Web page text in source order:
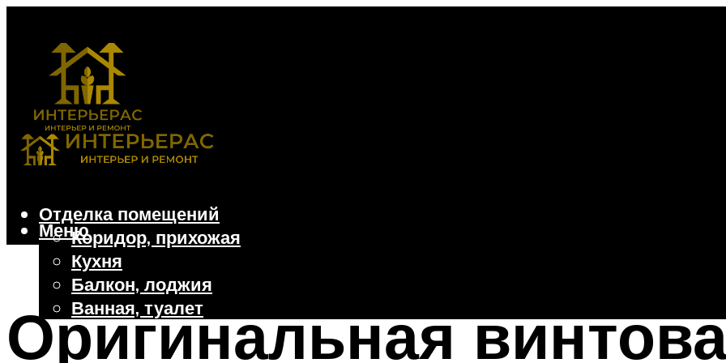
Отделка помещений
Коридор, прихожая
Кухня
Балкон, лоджия
Ванная, туалет
Дачные и частные дома
Отделочные материалы
Меню
Оригинальная